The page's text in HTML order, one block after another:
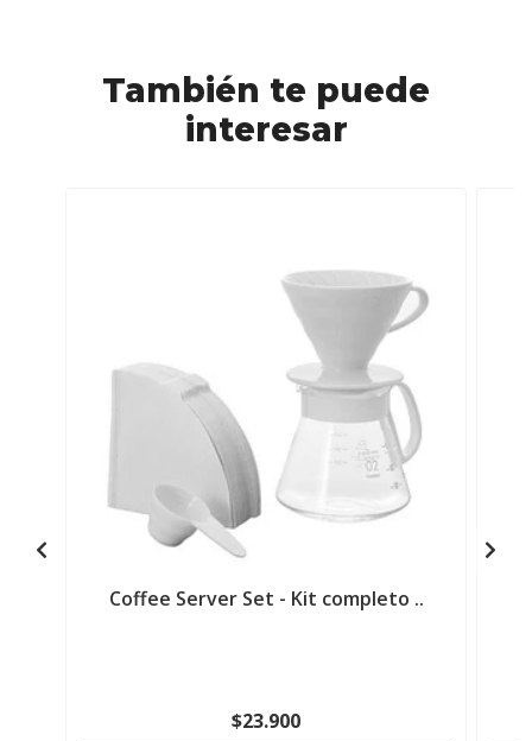
También te puede
interesar
Coffee Server Set - Kit completo ..
$23.900